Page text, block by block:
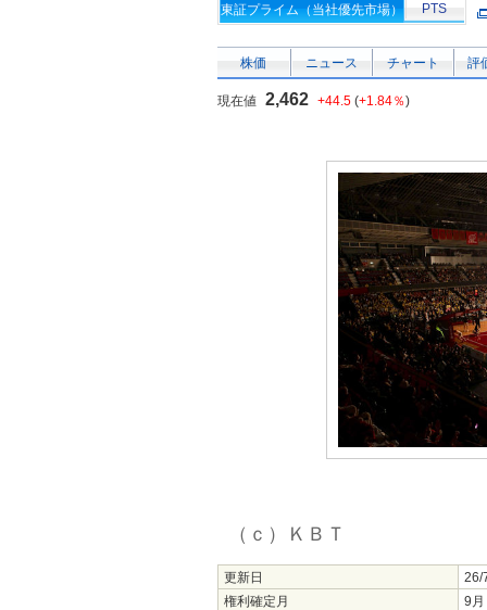
東証プライム（当社優先市場） PTS
株価 ニュース チャート 評
現在値 2,462 +44.5 (+1.84％)
（ｃ）ＫＢＴ
更新日
26/
権利確定月
9月